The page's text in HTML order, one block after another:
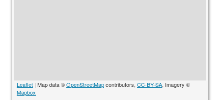
Leaflet | Map data ©OpenStreetMapcontributors, CC-BY-SA, Imagery ©
Mapbox